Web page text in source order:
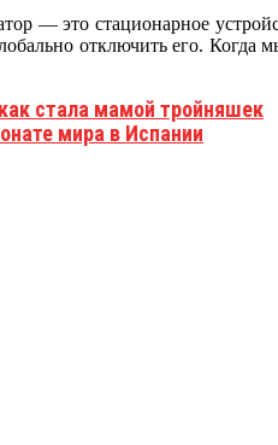
— это стационарное
отключить его.
стала мамой тройняшек
мира в Испании